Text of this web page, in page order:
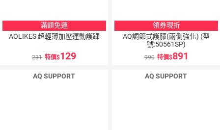
滿額免運
AOLIKES 超輕薄加壓運動護踝
231 特價 129
領券現折
AQ調節式護膝(兩側強化) (型
號:50561SP)
990 特價 891
AQ SUPPORT AQ SUPPORT